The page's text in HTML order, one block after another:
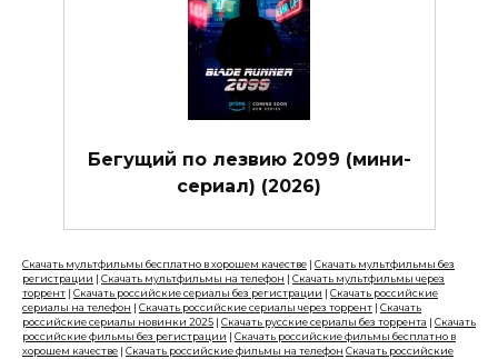
Бегущий по лезвию 2099 (мини-
сериал) (2026)
Скачать мультфильмы бесплатно в хорошем качестве | Скачать мультфильмы без
регистрации | Скачать мультфильмы на телефон | Скачать мультфильмы через
торрент | Скачать российские сериалы без регистрации | Скачать российские
сериалы на телефон | Скачать российские сериалы через торрент | Скачать
российские сериалы новинки 2025 | Скачать русские сериалы без торрента | Скачать
российские фильмы без регистрации | Скачать российские фильмы бесплатно в
хорошем качестве | Скачать российские фильмы на телефон Скачать российские